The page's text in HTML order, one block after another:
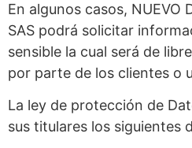
En algunos casos, NUEVO
SAS podrá solicitar
sensible la cual será de
por parte de los clientes o
La ley de protección de
sus titulares los siguientes